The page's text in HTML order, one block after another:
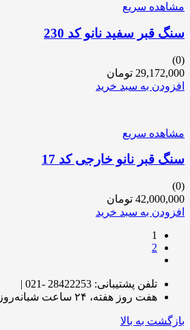
مشاهده سریع
سنگ قبر سفید نانو کد 230
(0)
29,172,000 تومان
افزودن به سبد خرید
مشاهده سریع
سنگ قبر نانو خارجی کد 17
(0)
42,000,000 تومان
افزودن به سبد خرید
1
2
تلفن پشتیبانی: 28422253 -021 |
هفت روز هفته، ۲۴ ساعت شبانه‌روز پاسخگوی شما هستیم.
بازگشت به بالا